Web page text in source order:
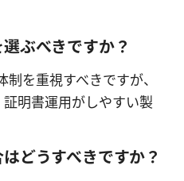
ぶべきですか？
を重視すべきですが、
明書運用がしやすい製
どうすべきですか？